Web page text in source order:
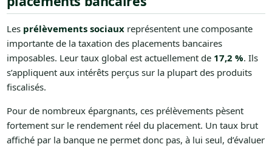
Les prélèvements sociauxreprésentent une composante
importante de la taxation des placements bancaires
imposables. Leur taux global est actuellement de 17,2 %. Ils
s’appliquent aux intérêts perçus sur la plupart des produits
fiscalisés.
Pour de nombreux épargnants, ces prélèvements pèsent
fortement sur le rendement réel du placement. Un taux brut
affiché par la banque ne permet donc pas, à lui seul, d’évaluer